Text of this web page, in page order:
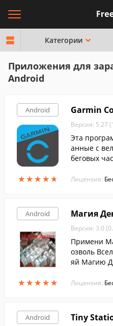
Категории
Приложения для
Android
Android
★★★★★
★★★★★
Garmin
Версия: 5.27
Эта
анные с
беговых
смартфоне
Лицензия:
Android
★★★★★
★★★★★
Магия
Версия: 3.0
Примени
озволь
яй Магию
Лицензия:
Android Tiny